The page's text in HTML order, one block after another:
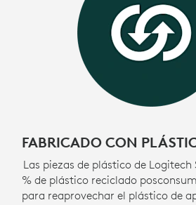
FABRICADO CON
Las piezas de plástico de
% de plástico reciclado
para reaprovechar el plástico de